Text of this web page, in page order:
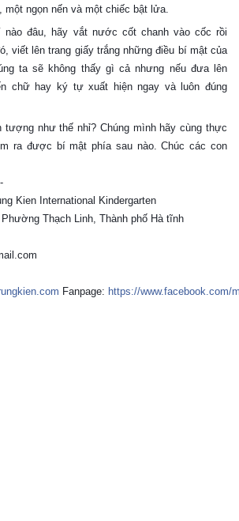
một ngọn nến và một chiếc bật lửa.
đâu, hãy vắt nước cốt chanh vào cốc rồi
viết lên trang giấy trắng những điều bí mật của
ta sẽ không thấy gì cả nhưng nếu đưa lên
chữ hay ký tự xuất hiện ngay và luôn đúng
tượng như thế nhỉ? Chúng mình hãy cùng thực
ra được bí mật phía sau nào. Chúc các con
Kien International Kindergarten
Thạch Linh, Thành phố Hà tĩnh
Fanpage: https://www.facebook.com/